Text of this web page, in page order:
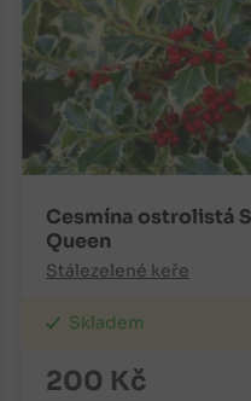
Cesmína ostrolistá
Queen
Stálezelené keře
Skladem
200 Kč